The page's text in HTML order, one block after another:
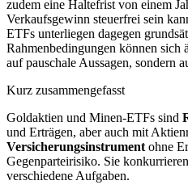
zudem eine Haltefrist von einem
Verkaufsgewinn steuerfrei sein
ETFs unterliegen dagegen
Rahmenbedingungen können sich
auf pauschale Aussagen, sondern
Kurz zusammengefasst
Goldaktien und Minen-ETFs sind
und Erträgen, aber auch mit
Versicherungsinstrumentohne
Gegenparteirisiko. Sie
verschiedene Aufgaben.